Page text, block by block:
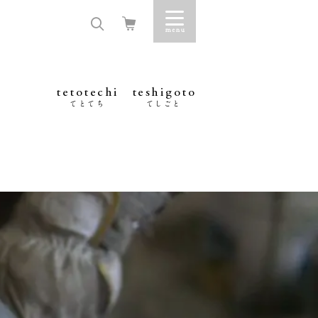
tetotechi
てとてち
teshigoto
てしごと